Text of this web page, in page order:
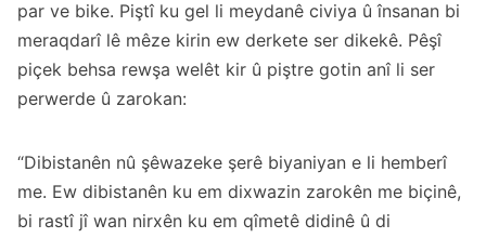
par ve bike. Piştî ku gel li meydanê civiya û însanan bi
meraqdarî lê mêze kirin ew derkete ser dikekê. Pêşî
piçek behsa rewşa welêt kir û piştre gotin anî li ser
perwerde û zarokan:
“Dibistanên nû şêwazeke şerê biyaniyan e li hemberî
me. Ew dibistanên ku em dixwazin zarokên me biçinê,
bi rastî jî wan nirxên ku em qîmetê didinê û di